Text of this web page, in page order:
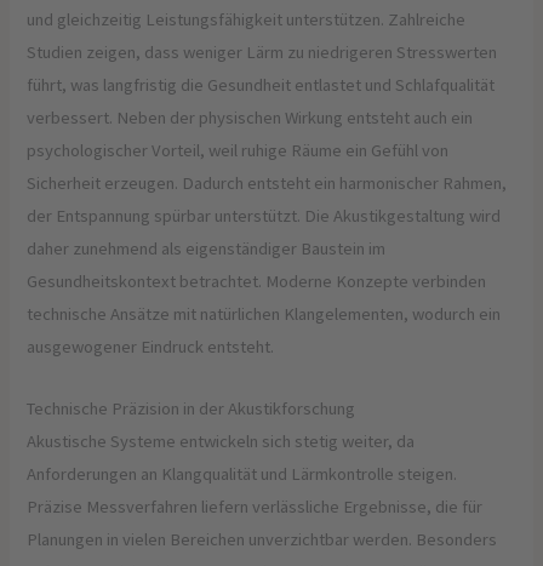
und gleichzeitig Leistungsfähigkeit unterstützen. Zahlreiche
Studien zeigen, dass weniger Lärm zu niedrigeren Stresswerten
führt, was langfristig die Gesundheit entlastet und Schlafqualität
verbessert. Neben der physischen Wirkung entsteht auch ein
psychologischer Vorteil, weil ruhige Räume ein Gefühl von
Sicherheit erzeugen. Dadurch entsteht ein harmonischer Rahmen,
der Entspannung spürbar unterstützt. Die Akustikgestaltung wird
daher zunehmend als eigenständiger Baustein im
Gesundheitskontext betrachtet. Moderne Konzepte verbinden
technische Ansätze mit natürlichen Klangelementen, wodurch ein
ausgewogener Eindruck entsteht.
Technische Präzision in der Akustikforschung
Akustische Systeme entwickeln sich stetig weiter, da
Anforderungen an Klangqualität und Lärmkontrolle steigen.
Präzise Messverfahren liefern verlässliche Ergebnisse, die für
Planungen in vielen Bereichen unverzichtbar werden. Besonders